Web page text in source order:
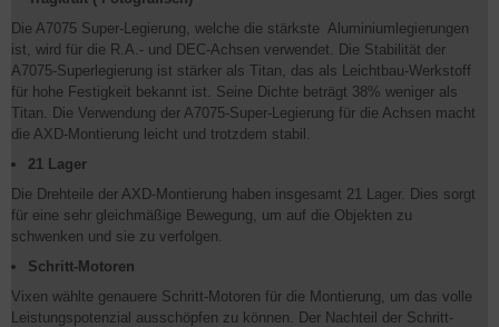
Die A7075 Super-Legierung, welche die stärkste Aluminiumlegierungen
ist, wird für die R.A.- und DEC-Achsen verwendet. Die Stabilität der
A7075-Superlegierung ist stärker als Titan, das als Leichtbau-Werkstoff
für hohe Festigkeit bekannt ist. Seine Dichte beträgt 38% weniger als
Titan. Die Verwendung der A7075-Super-Legierung für die Achsen macht
die AXD-Montierung leicht und trotzdem stabil.
21 Lager
Die Drehteile der AXD-Montierung haben insgesamt 21 Lager. Dies sorgt
für eine sehr gleichmäßige Bewegung, um auf die Objekten zu
schwenken und sie zu verfolgen.
Schritt-Motoren
Vixen wählte genauere Schritt-Motoren für die Montierung, um das volle
Leistungspotenzial ausschöpfen zu können. Der Nachteil der Schritt-